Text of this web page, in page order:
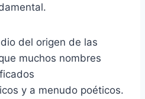
del origen de las
muchos nombres
y a menudo poéticos.